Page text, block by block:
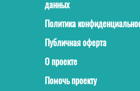
данных
Политика
Публичная оферта
О проекте
Помочь проекту